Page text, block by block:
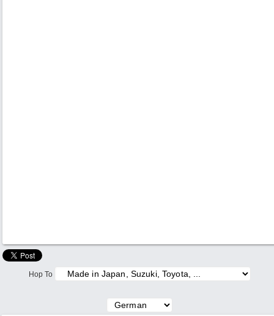
Hop To